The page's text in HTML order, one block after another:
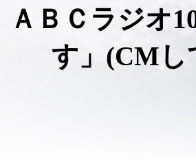
ＡＢＣラジオ
す」(CMし